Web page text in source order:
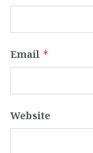
Email *
Website